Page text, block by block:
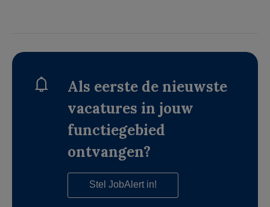
Als eerste de nieuwste
vacatures in jouw
functiegebied
ontvangen?
Stel JobAlert in!